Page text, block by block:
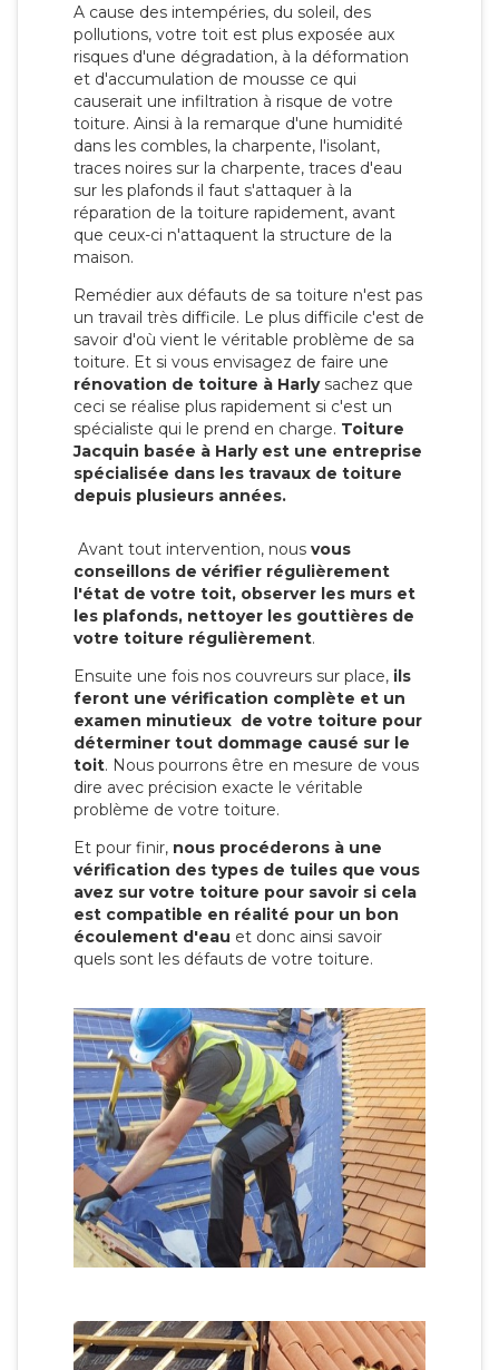
A cause des intempéries, du soleil, des
pollutions, votre toit est plus exposée aux
risques d'une dégradation, à la déformation
et d'accumulation de mousse ce qui
causerait une infiltration à risque de votre
toiture. Ainsi à la remarque d'une humidité
dans les combles, la charpente, l'isolant,
traces noires sur la charpente, traces d'eau
sur les plafonds il faut s'attaquer à la
réparation de la toiture rapidement, avant
que ceux-ci n'attaquent la structure de la
maison.
Remédier aux défauts de sa toiture n'est pas
un travail très difficile. Le plus difficile c'est de
savoir d'où vient le véritable problème de sa
toiture. Et si vous envisagez de faire une
rénovation de toiture à Harlysachez que
ceci se réalise plus rapidement si c'est un
spécialiste qui le prend en charge. Toiture
Jacquin basée à Harly est une entreprise
spécialisée dans les travaux de toiture
depuis plusieurs années.
Avant tout intervention, nous vous
conseillons de vérifier régulièrement
l'état de votre toit, observer les murs et
les plafonds, nettoyer les gouttières de
votre toiture régulièrement.
Ensuite une fois nos couvreurs sur place, ils
feront une vérification complète et un
examen minutieux de votre toiture pour
déterminer tout dommage causé sur le
toit. Nous pourrons être en mesure de vous
dire avec précision exacte le véritable
problème de votre toiture.
Et pour finir, nous procéderons à une
vérification des types de tuiles que vous
avez sur votre toiture pour savoir si cela
est compatible en réalité pour un bon
écoulement d'eau et donc ainsi savoir
quels sont les défauts de votre toiture.